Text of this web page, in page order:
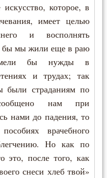
которое, в
имеет целью
и восполнять
бы мы жили еще в раю
бы нужды в
и трудах; так
были страданиям по
нам при
нами до падения, то
врачебного
Но как по
это, после того, как
снеси хлеб твой»